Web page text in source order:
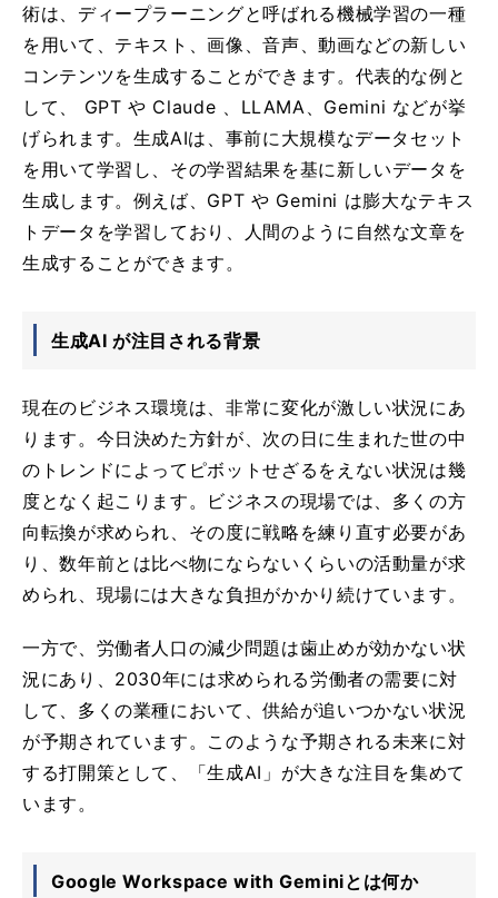
術は、ディープラーニングと呼ばれる機械学習の一種
を用いて、テキスト、画像、音声、動画などの新しい
コンテンツを生成することができます。代表的な例と
して、 GPT や Claude 、LLAMA、Gemini などが挙
げられます。生成AIは、事前に大規模なデータセット
を用いて学習し、その学習結果を基に新しいデータを
生成します。例えば、GPT や Gemini は膨大なテキス
トデータを学習しており、人間のように自然な文章を
生成することができます。
生成AI が注目される背景
現在のビジネス環境は、非常に変化が激しい状況にあ
ります。今日決めた方針が、次の日に生まれた世の中
のトレンドによってピボットせざるをえない状況は幾
度となく起こります。ビジネスの現場では、多くの方
向転換が求められ、その度に戦略を練り直す必要があ
り、数年前とは比べ物にならないくらいの活動量が求
められ、現場には大きな負担がかかり続けています。
一方で、労働者人口の減少問題は歯止めが効かない状
況にあり、2030年には求められる労働者の需要に対
して、多くの業種において、供給が追いつかない状況
が予期されています。このような予期される未来に対
する打開策として、「生成AI」が大きな注目を集めて
います。
Google Workspace with Geminiとは何か